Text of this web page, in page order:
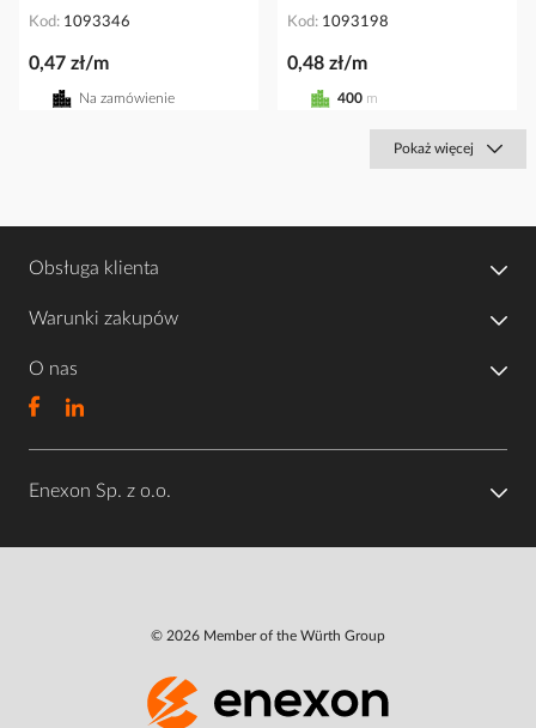
Kod 1093346
0,47 zł/m
Na zamówienie
Kod 1093198
0,48 zł/m
400 m
Pokaż więcej
Obsługa klienta
Warunki zakupów
O nas
Enexon Sp. z o.o.
© 2026 Member of the Würth Group